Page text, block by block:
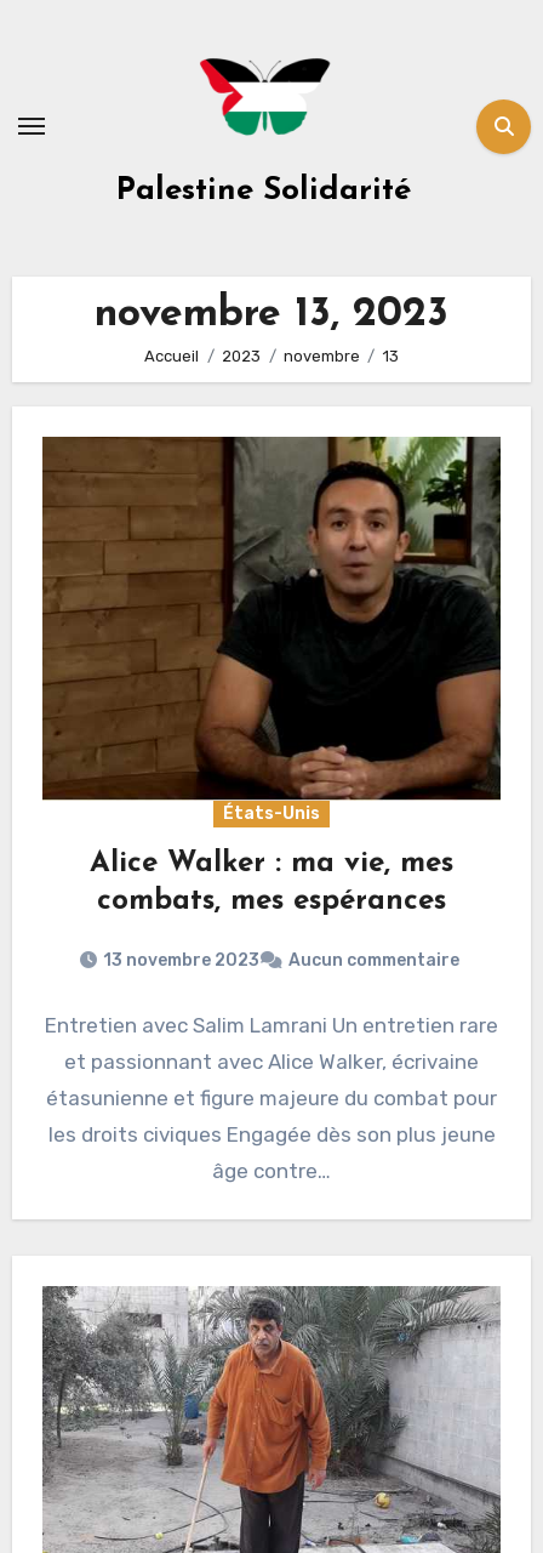
Palestine Solidarité
novembre 13, 2023
Accueil 2023 novembre 13
États-Unis
Alice Walker : ma vie, mes
combats, mes espérances
13 novembre 2023 Aucun commentaire
Entretien avec Salim Lamrani Un entretien rare
et passionnant avec Alice Walker, écrivaine
étasunienne et figure majeure du combat pour
les droits civiques Engagée dès son plus jeune
âge contre…